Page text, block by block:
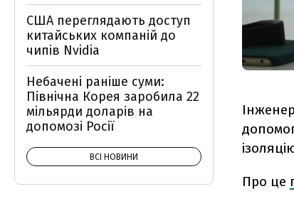
Про це
США переглядають доступ
китайських компаній до
чипів Nvidia
Небачені раніше суми:
Північна Корея заробила 22
мільярди доларів на
допомозі Росії
ВСІ НОВИНИ